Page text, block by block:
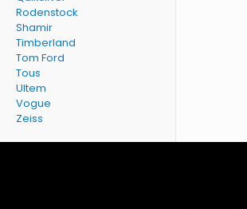
Rodenstock
Shamir
Timberland
Tom Ford
Tous
Ultem
Vogue
Zeiss